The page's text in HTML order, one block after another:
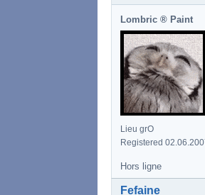
Lombric ® Paint
Lieu grO
Registered
Hors ligne
Fefaine